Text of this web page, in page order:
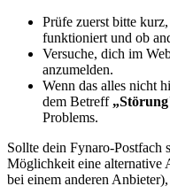
Prüfe zuerst bitte
funktioniert und ob
Versuche, dich im
anzumelden.
Wenn das alles nicht
dem Betreff
Problems.
Sollte dein Fynaro-Postfach
Möglichkeit eine alternative
bei einem anderen